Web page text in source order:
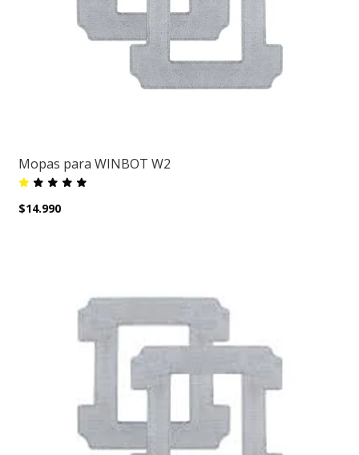
Mopas para WINBOT W2
$14.990